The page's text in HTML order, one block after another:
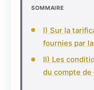
SOMMAIRE
I) Sur la
fournies par
II) Les
du compte de